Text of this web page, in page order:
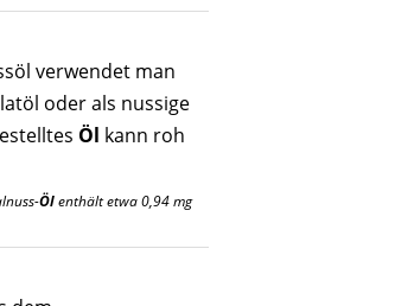
verwendet man
oder als nussige
Öl kann roh
Ölenthält etwa 0,94 mg